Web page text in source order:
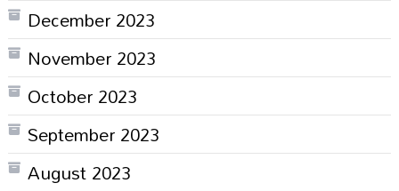
December 2023
November 2023
October 2023
September 2023
August 2023